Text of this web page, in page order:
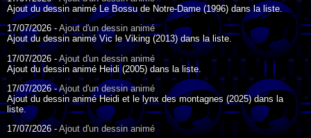
Ajout du dessin animé Le Bossu de Notre-Dame (1996) dans la liste.
17/07/2026 - Ajout d'un dessin animé
Ajout du dessin animé Vic le Viking (2013) dans la liste.
17/07/2026 -Ajout d'un dessin animé
Ajout du dessin animé Heidi (2005) dans la liste.
17/07/2026 -Ajout d'un dessin animé
Ajout du dessin animé Heidi et le lynx des montagnes (2025) dans la
liste.
17/07/2026 -Ajout d'un dessin animé